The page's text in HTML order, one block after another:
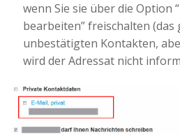
wenn Sie sie über die Option
bearbeiten” freischalten (das
unbestätigten Kontakten,
wird der Adressat nicht